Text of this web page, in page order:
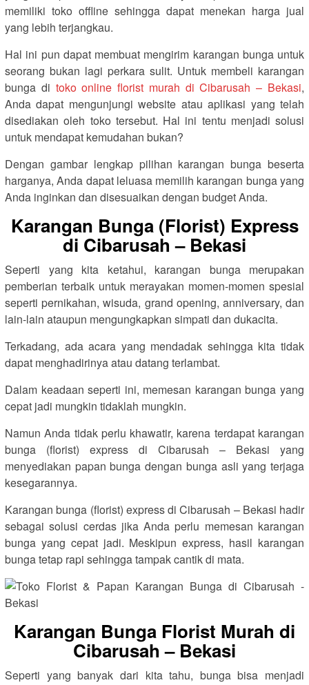
memiliki toko offline sehingga dapat menekan harga jual
yang lebih terjangkau.
Hal ini pun dapat membuat mengirim karangan bunga untuk
seorang bukan lagi perkara sulit. Untuk membeli karangan
bunga di toko online florist murah di Cibarusah – Bekasi,
Anda dapat mengunjungi website atau aplikasi yang telah
disediakan oleh toko tersebut. Hal ini tentu menjadi solusi
untuk mendapat kemudahan bukan?
Dengan gambar lengkap pilihan karangan bunga beserta
harganya, Anda dapat leluasa memilih karangan bunga yang
Anda inginkan dan disesuaikan dengan budget Anda.
Karangan Bunga (Florist) Express
di Cibarusah – Bekasi
Seperti yang kita ketahui, karangan bunga merupakan
pemberian terbaik untuk merayakan momen-momen spesial
seperti pernikahan, wisuda, grand opening, anniversary, dan
lain-lain ataupun mengungkapkan simpati dan dukacita.
Terkadang, ada acara yang mendadak sehingga kita tidak
dapat menghadirinya atau datang terlambat.
Dalam keadaan seperti ini, memesan karangan bunga yang
cepat jadi mungkin tidaklah mungkin.
Namun Anda tidak perlu khawatir, karena terdapat karangan
bunga (florist) express di Cibarusah – Bekasi yang
menyediakan papan bunga dengan bunga asli yang terjaga
kesegarannya.
Karangan bunga (florist) express di Cibarusah – Bekasi hadir
sebagai solusi cerdas jika Anda perlu memesan karangan
bunga yang cepat jadi. Meskipun express, hasil karangan
bunga tetap rapi sehingga tampak cantik di mata.
Karangan Bunga Florist Murah di
Cibarusah – Bekasi
Seperti yang banyak dari kita tahu, bunga bisa menjadi